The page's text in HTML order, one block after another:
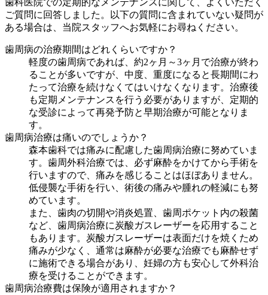
歯科医院での定期的なメンテナンスに関して、よくいただく
ご質問に回答しました。以下の質問に含まれていない疑問が
ある場合は、当院スタッフへお気軽にお尋ねください。
歯周病の治療期間はどれくらいですか？
軽度の歯周病であれば、約2ヶ月～3ヶ月で治療が終わ
ることが多いですが、中度、重度になると長期間にわ
たって治療を続けなくてはいけなくなります。治療後
も定期メンテナンスを行う必要がありますが、定期的
な受診によって再発予防と早期治療が可能となりま
す。
歯周病治療は痛いのでしょうか？
森本歯科では痛みに配慮した歯周病治療に努めていま
す。歯周外科治療では、必ず麻酔をかけてから手術を
行いますので、痛みを感じることはほぼありません。
低侵襲な手術を行い、術後の痛みや腫れの軽減にも努
めています。
また、歯肉の切開や消炎処置、歯周ポケット内の殺菌
など、歯周病治療に炭酸ガスレーザーを応用すること
もあります。炭酸ガスレーザーは表面だけを焼くため
痛みが少なく、通常は麻酔が必要な治療でも麻酔せず
に施術できる場合があり、妊婦の方も安心して外科治
療を受けることができます。
歯周病治療費は保険が適用されますか？